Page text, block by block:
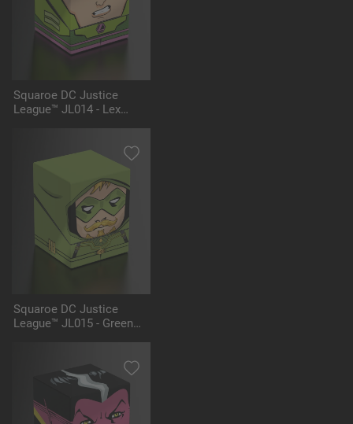
Squaroe DC Justice
League™ JL014 - Lex
Squaroe DC Justice
League™ JL015 - Green